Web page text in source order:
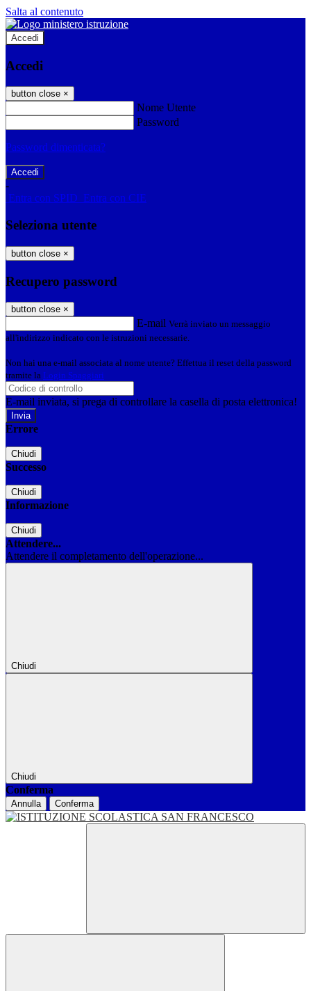
Salta al contenuto
Accedi
Accedi
button close ×
Nome Utente
Password
Password dimenticata?
-
Entra con SPID Entra con CIE
Seleziona utente
button close ×
Recupero password
button close ×
E-mail Verrà inviato un messaggio
all'indirizzo indicato con le istruzioni necessarie.
Non hai una e-mail associata al nome utente? Effettua il reset della password
tramite la Login Spaggiari
E-mail inviata, si prega di controllare la casella di posta elettronica!
Errore
Chiudi
Successo
Chiudi
Informazione
Chiudi
Attendere...
Attendere il completamento dell'operazione...
Chiudi
Chiudi
Conferma
Annulla Conferma